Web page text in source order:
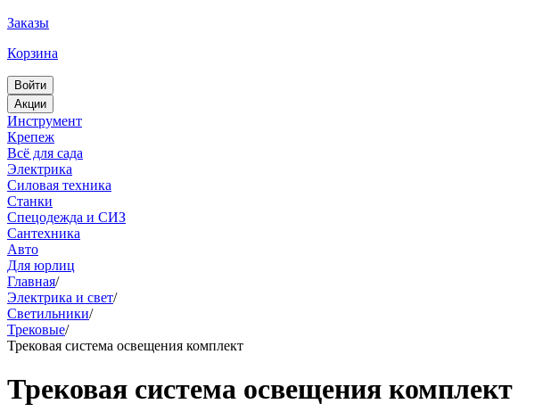
Заказы
Корзина
Войти
Акции
Инструмент
Крепеж
Всё для сада
Электрика
Силовая техника
Станки
Спецодежда и СИЗ
Сантехника
Авто
Для юрлиц
Главная/
Электрика и свет/
Светильники/
Трековые/
Трековая система освещения комплект
Трековая система освещения комплект